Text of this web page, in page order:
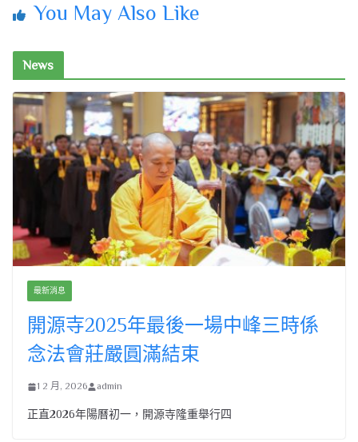
You May Also Like
News
最新消息
開源寺2025年最後一場中峰三時係
念法會莊嚴圓滿結束
1 2 月, 2026 admin
正直2026年陽曆初一，開源寺隆重舉行四